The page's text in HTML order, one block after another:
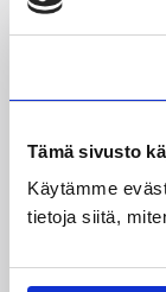
Tämä sivusto
Käytämme
tietoja siitä,